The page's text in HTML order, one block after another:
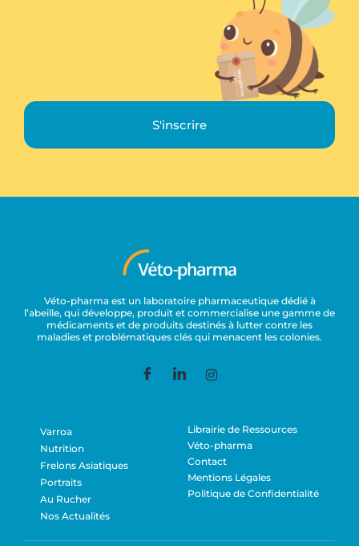
S'inscrire
Véto-pharma est un laboratoire pharmaceutique dédié à
l’abeille, qui développe, produit et commercialise une gamme de
médicaments et de produits destinés à lutter contre les
maladies et problématiques clés qui menacent les colonies.
Varroa
Nutrition
Frelons Asiatiques
Portraits
Au Rucher
Nos Actualités
Librairie de Ressources
Véto-pharma
Contact
Mentions Légales
Politique de Confidentialité